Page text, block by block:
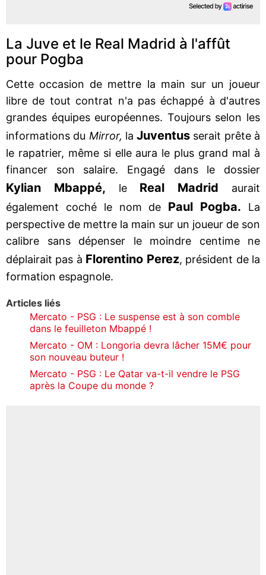
La Juve et le Real Madrid à l'affût
pour Pogba
Cette occasion de mettre la main sur un joueur
libre de tout contrat n'a pas échappé à d'autres
grandes équipes européennes. Toujours selon les
informations du Mirror, laJuventus serait prête à
le rapatrier, même si elle aura le plus grand mal à
financer son salaire. Engagé dans le dossier
Kylian Mbappé, le Real Madrid aurait
également coché le nom de Paul Pogba. La
perspective de mettre la main sur un joueur de son
calibre sans dépenser le moindre centime ne
déplairait pas à Florentino Perez, président de la
formation espagnole.
Articles liés
Mercato - PSG : Le suspense est à son comble
dans le feuilleton Mbappé !
Mercato - OM : Longoria devra lâcher 15M€ pour
son nouveau buteur !
Mercato - PSG : Le Qatar va-t-il vendre le PSG
après la Coupe du monde ?